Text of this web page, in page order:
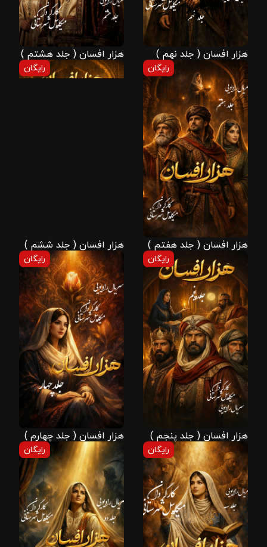
هزار افسان ( جلد نهم ) هزار افسان ( جلد هشتم )
رایگان
هزار افسان ( جلد هفتم )
رایگان
هزار افسان ( جلد ششم )
رایگان
هزار افسان ( جلد پنجم )
رایگان
هزار افسان ( جلد چهارم )
رایگان رایگان